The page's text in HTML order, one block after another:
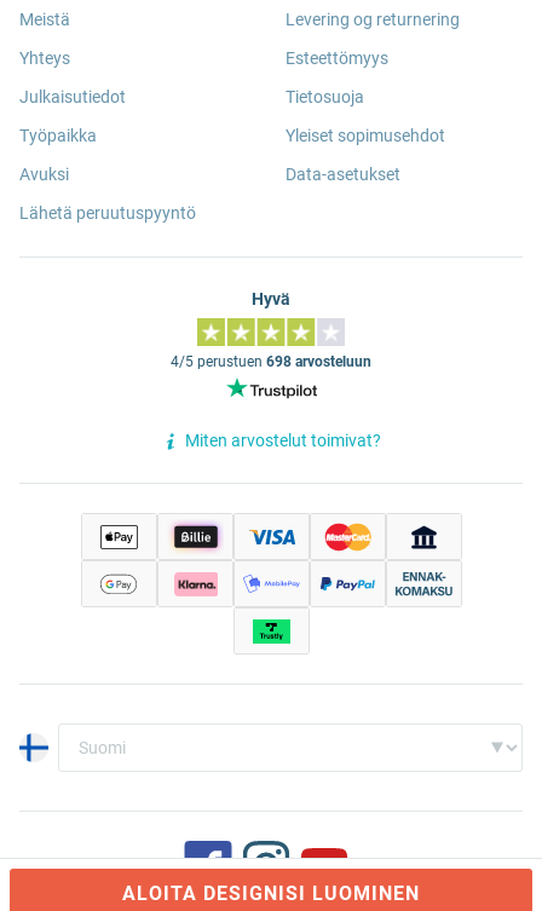
ALOITA DESIGNISI LUOMINEN
Meistä
Yhteys
Julkaisutiedot
Työpaikka
Avuksi
Lähetä peruutuspyyntö
Levering og returnering
Esteettömyys
Tietosuoja
Yleiset sopimusehdot
Data-asetukset
Hyvä
4/5 perustuen 698 arvosteluun
Miten arvostelut toimivat?